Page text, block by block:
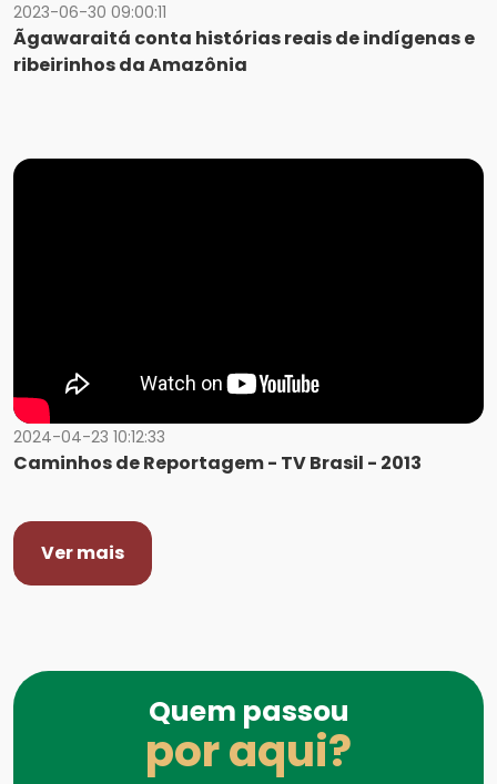
2023-06-30 09:00:11
Ãgawaraitá conta histórias reais de indígenas e
ribeirinhos da Amazônia
2024-04-23 10:12:33
Caminhos de Reportagem - TV Brasil - 2013
Ver mais
Quem passou
por aqui?